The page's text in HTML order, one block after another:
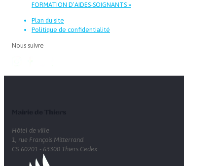
FORMATION D’AIDES-SOIGNANTS »
Plan du site
Politique de confidentialité
Nous suivre
Hôtel de ville
1, rue François Mitterrand
CS 60201 - 63300 Thiers Cedex